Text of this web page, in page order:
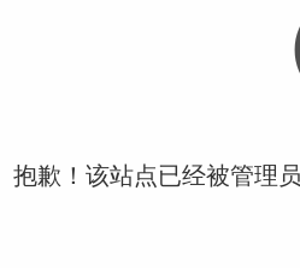
抱歉！该站点已经被管理